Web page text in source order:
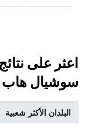
اعثر على
سوشيال هاب
البلدان الأكثر شعبية